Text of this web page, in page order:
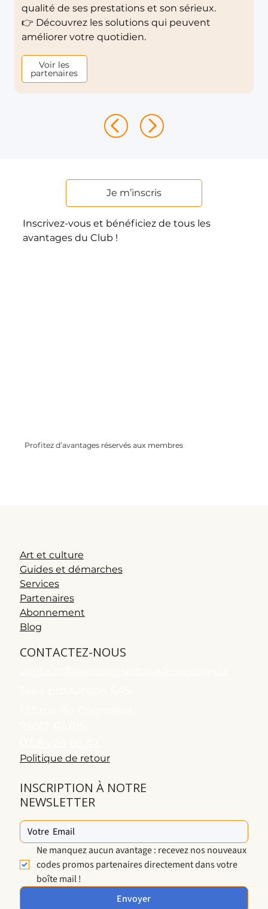
qualité de ses prestations et son sérieux.
👉 Découvrez les solutions qui peuvent
améliorer votre quotidien.
Voir les
partenaires
Je m’inscris
Inscrivez-vous et bénéficiez de tous les
avantages du Club !
Profitez d’avantages réservés aux membres
CONTACTEZ-NOUS
Art et culture
Guides et démarches
Services
Partenaires
Abonnement
Blog
Politique de retour
INSCRIPTION À NOTRE
NEWSLETTER
Ne manquez aucun avantage : recevez nos nouveaux
codes promos partenaires directement dans votre
boîte mail !
Envoyer